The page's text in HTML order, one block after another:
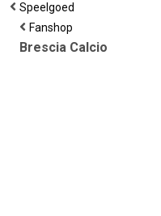
Speelgoed
Fanshop
Brescia Calcio